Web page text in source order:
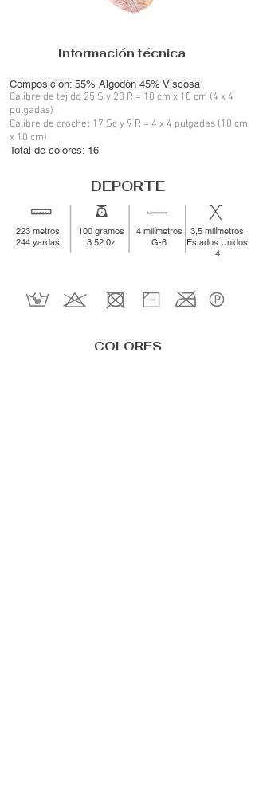
Información técnica
Composición: 55% Algodón 45% Viscosa
Calibre de tejido 25 S y 28 R = 10 cm x 10 cm (4 x 4
pulgadas)
Calibre de crochet 17 Sc y 9 R = 4 x 4 pulgadas (10 cm
x 10 cm)
Total de colores: 16
DEPORTE
223 metros
244 yardas
4 milímetros
G-6
3,5 milímetros
Estados Unidos
4
100 gramos
3.52 0z
COLORES